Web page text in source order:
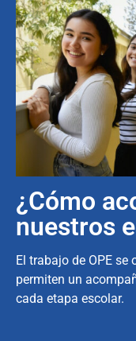
¿Cómo
nuestros
El trabajo de OPE se
permiten un
cada etapa escolar.